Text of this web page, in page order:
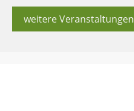
weitere Veranstaltungen